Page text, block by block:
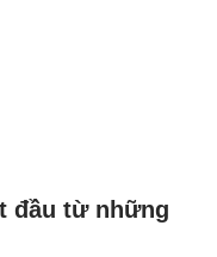
đầu từ những